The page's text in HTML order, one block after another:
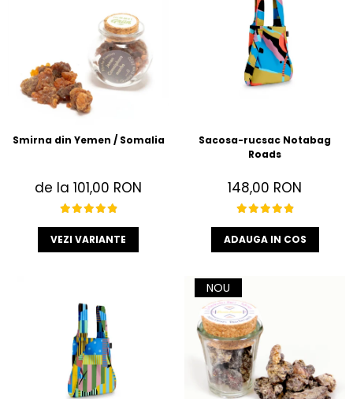
Smirna din Yemen / Somalia
de la 101,00 RON
VEZI VARIANTE
Sacosa-rucsac Notabag
Roads
148,00 RON
ADAUGA IN COS
NOU